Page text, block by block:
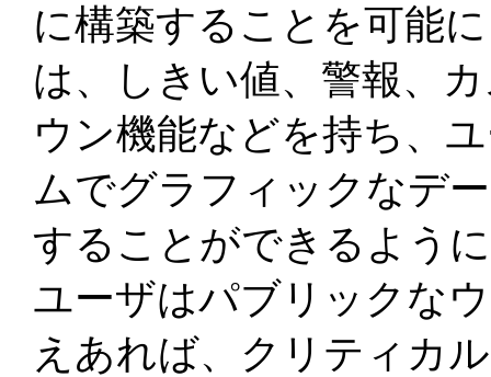
に構築することを可能
は、しきい値、警報、
ウン機能などを持ち、
ムでグラフィックなデ
することができるよう
ユーザはパブリックな
えあれば、クリティカ